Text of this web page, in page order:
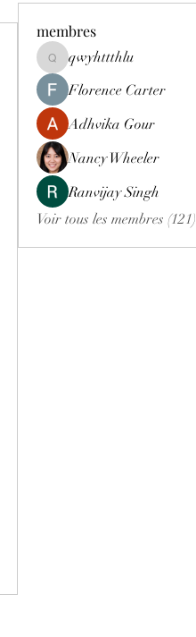
membres
qwyhttthlu
qwyhttthlu
Florence Carter
Adhvika Gour
Nancy Wheeler
Ranvijay Singh
Voir tous les membres (121)